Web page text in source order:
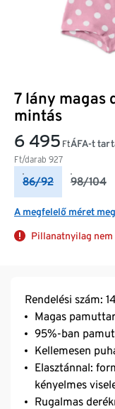
7 lány magas
mintás
6 495 Ft
Ft/darab 927
ÁFA-t
86/92 98/104
A megfelelő méret
Pillanatnyilag nem
Rendelési szám:
Magas
95%-ban
Kellemesen
Elasztánnal:
kényelmes
Rugalmas